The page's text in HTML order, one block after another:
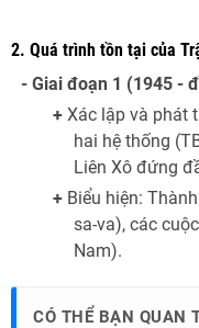
2. Quá trình tồn tại của
-Giai đoạn 1 (1945 -
+ Xác lập và phát
hai hệ thống
Liên Xô đứng
+ Biểu hiện:
sa-va), các
Nam).
CÓ THỂ BẠN QUAN